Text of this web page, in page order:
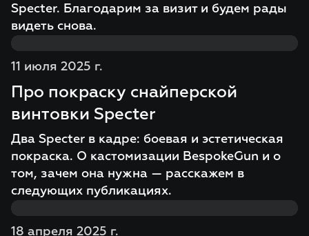
Specter. Благодарим за визит и будем рады
видеть снова.
11 июля 2025 г.
Про покраску снайперской
винтовки Specter
Два Specter в кадре: боевая и эстетическая
покраска. О кастомизации BespokeGun и о
том, зачем она нужна — расскажем в
следующих публикациях.
18 апреля 2025 г.